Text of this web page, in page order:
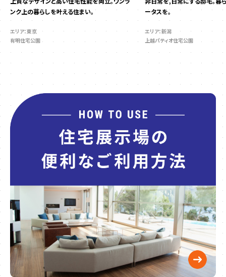
ンク上の暮らしを叶える住まい。
エリア：東京
有明住宅公園
ータスを。
エリア：新潟
上越パティオ住宅公園